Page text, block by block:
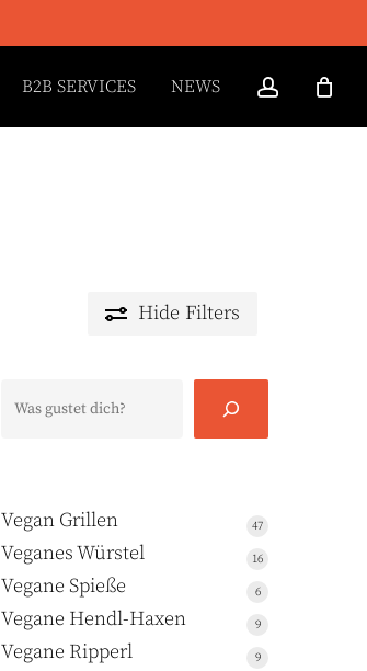
B2B SERVICES NEWS
Hide Filters
Vegan Grillen 4747
Veganes Würstel 1616
Vegane Spieße 66
Vegane Hendl-Haxen 99
Vegane Ripperl 99